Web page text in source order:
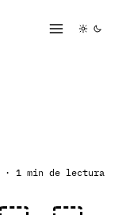
· 1 min de lectura